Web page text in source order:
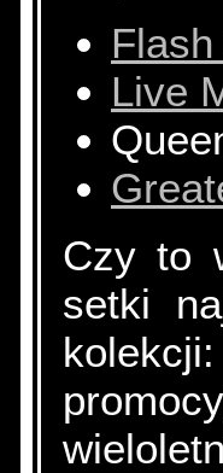
Live
Czy to
setki